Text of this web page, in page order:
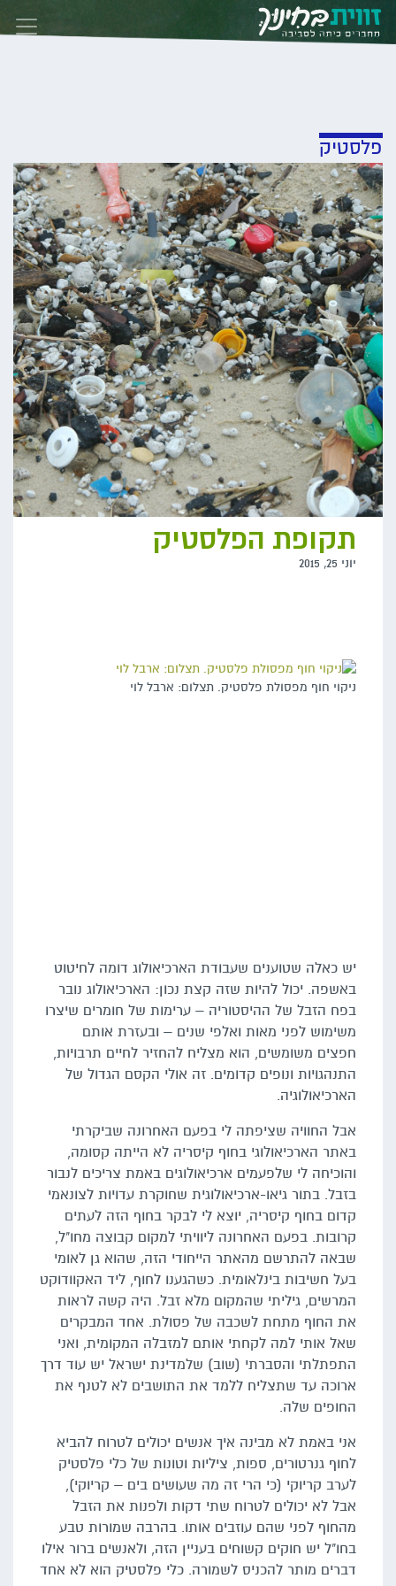
Skip to content
פלסטיק
תקופת הפלסטיק
יוני 25, 2015
ניקוי חוף מפסולת פלסטיק. תצלום: ארבל לוי
יש כאלה שטוענים שעבודת הארכיאולוג דומה לחיטוט
באשפה. יכול להיות שזה קצת נכון: הארכיאולוג נובר
בפח הזבל של ההיסטוריה – ערימות של חומרים שיצרו
משימוש לפני מאות ואלפי שנים – ובעזרת אותם
חפצים משומשים, הוא מצליח להחזיר לחיים תרבויות,
התנהגויות ונופים קדומים. זה אולי הקסם הגדול של
הארכיאולוגיה.
אבל החוויה שציפתה לי בפעם האחרונה שביקרתי
באתר הארכיאולוגי בחוף קיסריה לא הייתה קסומה,
והוכיחה לי שלפעמים ארכיאולוגים באמת צריכים לנבור
בזבל. בתור גיאו-ארכיאולוגית שחוקרת עדויות לצונאמי
קדום בחוף קיסריה, יוצא לי לבקר בחוף הזה לעתים
קרובות. בפעם האחרונה ליוויתי למקום קבוצה מחו"ל,
שבאה להתרשם מהאתר הייחודי הזה, שהוא גן לאומי
בעל חשיבות בינלאומית. כשהגענו לחוף, ליד האקוודוקט
המרשים, גיליתי שהמקום מלא זבל. היה קשה לראות
את החוף מתחת לשכבה של פסולת. אחד המבקרים
שאל אותי למה לקחתי אותם למזבלה המקומית, ואני
התפתלתי והסברתי (שוב) שלמדינת ישראל יש עוד דרך
ארוכה עד שתצליח ללמד את התושבים לא לטנף את
החופים שלה.
אני באמת לא מבינה איך אנשים יכולים לטרוח להביא
לחוף גנרטורים, ספות, ציליות וטונות של כלי פלסטיק
לערב קריוקי (כי הרי זה מה שעושים בים – קריוקי),
אבל לא יכולים לטרוח שתי דקות ולפנות את הזבל
מהחוף לפני שהם עוזבים אותו. בהרבה שמורות טבע
בחו"ל יש חוקים קשוחים בעניין הזה, ולאנשים ברור אילו
דברים מותר להכניס לשמורה. כלי פלסטיק הוא לא אחד